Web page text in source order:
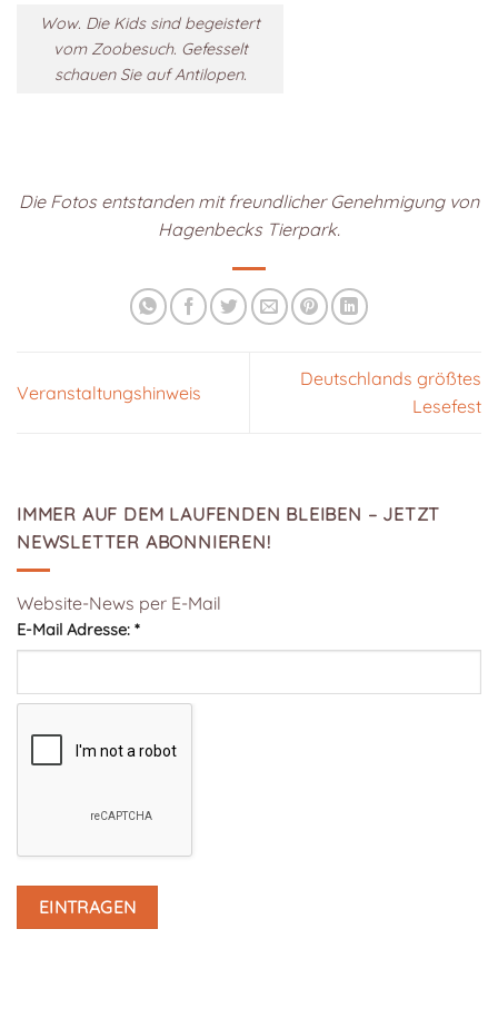
Wow. Die Kids sind begeistert
vom Zoobesuch. Gefesselt
schauen Sie auf Antilopen.
Die Fotos entstanden mit freundlicher Genehmigung von
Hagenbecks Tierpark.
Veranstaltungshinweis
Deutschlands größtes
Lesefest
IMMER AUF DEM LAUFENDEN BLEIBEN – JETZT
NEWSLETTER ABONNIEREN!
Website-News per E-Mail
E-Mail Adresse: *